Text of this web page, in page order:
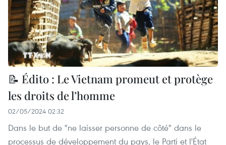
📝 Édito : Le Vietnam promeut et protège
les droits de l’homme
02/05/2024 02:32
Dans le but de "ne laisser personne de côté" dans le
processus de développement du pays, le Parti et l'État